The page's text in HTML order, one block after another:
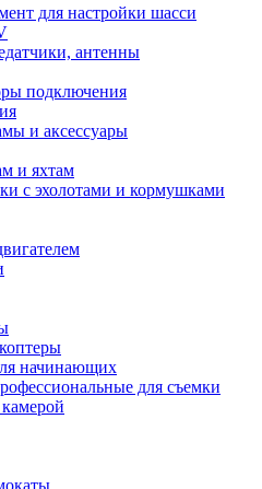
для настройки шасси
антенны
подключения
и аксессуары
и яхтам
с эхолотами и кормушками
начинающих
для съемки